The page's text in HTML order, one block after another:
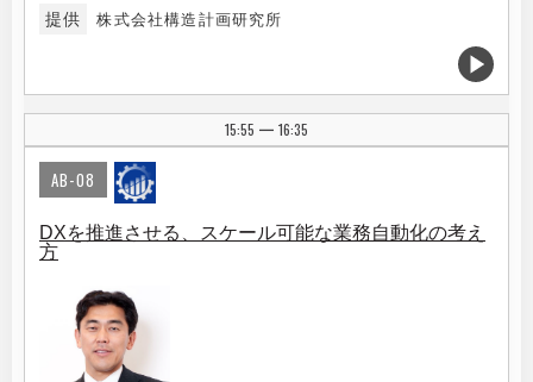
提供 株式会社構造計画研究所
15:55 | 16:35
AB-08
DXを推進させる、スケール可能な業務自動化の考え
方